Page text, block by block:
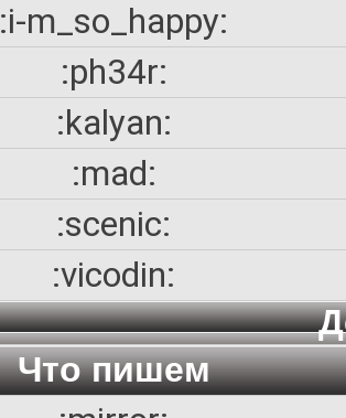
:i-m_so_happy:
:ph34r:
:kalyan:
:mad:
:scenic:
:vicodin:
Что пишем